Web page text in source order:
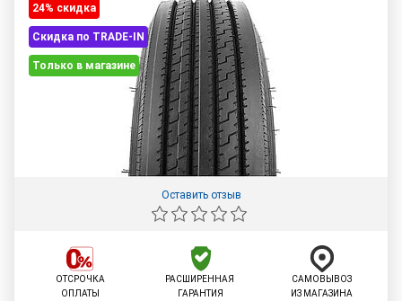
24% cкидка
Скидка по TRADE-IN
Только в магазине
Оставить отзыв
ОТСРОЧКА
ОПЛАТЫ
РАСШИРЕННАЯ
ГАРАНТИЯ
САМОВЫВОЗ
ИЗ МАГАЗИНА